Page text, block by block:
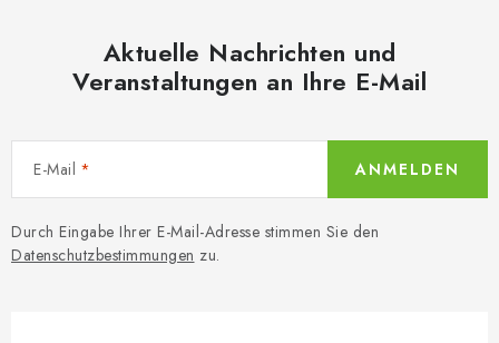
Aktuelle Nachrichten und
Veranstaltungen an Ihre E-Mail
E-Mail
Durch Eingabe Ihrer E-Mail-Adresse stimmen Sie den
Datenschutzbestimmungen zu.
ANMELDEN